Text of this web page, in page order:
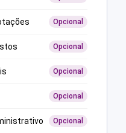
Opcional
Opcional
Opcional
Opcional
Opcional